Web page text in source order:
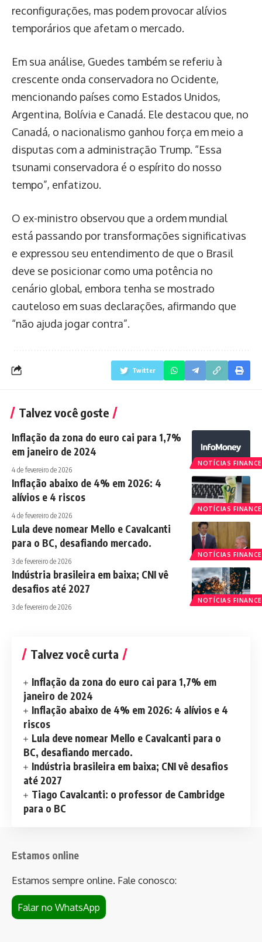
reconfigurações, mas podem provocar alívios
temporários que afetam o mercado.
Em sua análise, Guedes também se referiu à
crescente onda conservadora no Ocidente,
mencionando países como Estados Unidos,
Argentina, Bolívia e Canadá. Ele destacou que, no
Canadá, o nacionalismo ganhou força em meio a
disputas com a administração Trump. “Essa
tsunami conservadora é o espírito do nosso
tempo”, enfatizou.
O ex-ministro observou que a ordem mundial
está passando por transformações significativas
e expressou seu entendimento de que o Brasil
deve se posicionar como uma potência no
cenário global, embora tenha se mostrado
cauteloso em suas declarações, afirmando que
“não ajuda jogar contra”.
Twitter
Talvez você goste
NOTÍCIAS
Inflação da zona do euro cai para 1,7%
em janeiro de 2024
4 de fevereiro de 2026
NOTÍCIAS
Inflação abaixo de 4% em 2026: 4
alívios e 4 riscos
4 de fevereiro de 2026
NOTÍCIAS
Lula deve nomear Mello e Cavalcanti
para o BC, desafiando mercado.
3 de fevereiro de 2026
NOTÍCIAS
Indústria brasileira em baixa; CNI vê
desafios até 2027
3 de fevereiro de 2026
Talvez você curta
Inflação da zona do euro cai para 1,7% em
janeiro de 2024
Inflação abaixo de 4% em 2026: 4 alívios e 4
riscos
Lula deve nomear Mello e Cavalcanti para o
BC, desafiando mercado.
Indústria brasileira em baixa; CNI vê desafios
até 2027
Tiago Cavalcanti: o professor de Cambridge
para o BC
Estamos online
Estamos sempre online. Fale conosco:
Falar no WhatsApp